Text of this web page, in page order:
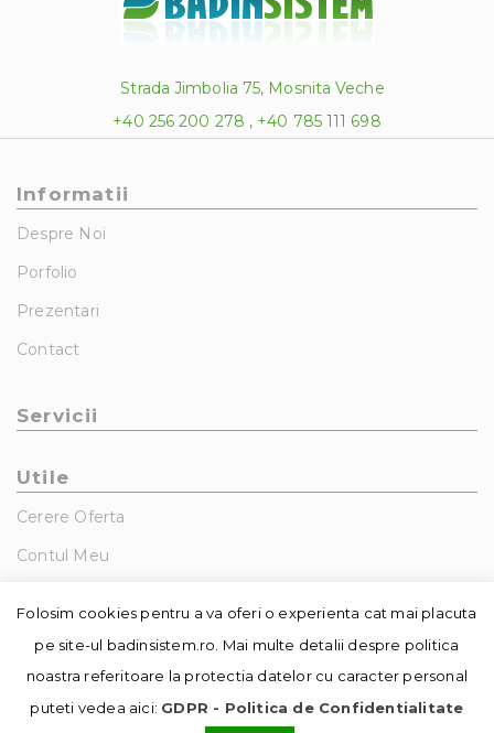
Strada Jimbolia 75, Mosnita Veche
+40 256 200 278 , +40 785 111 698
Informatii
Despre Noi
Porfolio
Prezentari
Contact
Servicii
Utile
Cerere Oferta
Contul Meu
Folosim cookies pentru a va oferi o experienta cat mai placuta
pe site-ul badinsistem.ro. Mai multe detalii despre politica
noastra referitoare la protectia datelor cu caracter personal
puteti vedea aici: GDPR - Politica de Confidentialitate